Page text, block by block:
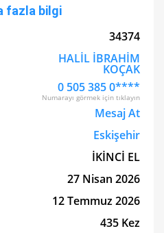
fazla bilgi
34374
HALİL İBRAHİM
KOÇAK
0 505 385 0****
Numarayı görmek için tıklayın
Mesaj At
Eskişehir
İKİNCİ EL
27 Nisan 2026
12 Temmuz 2026
435 Kez